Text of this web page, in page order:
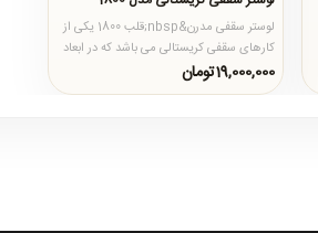
لوستر سقفی مدرن&nbsp;قلب 1800 یکی از
کارهای سقفی کریستالی می باشد که در ابعاد
بزرگتر نیز تولید می شو..
19,000,000تومان